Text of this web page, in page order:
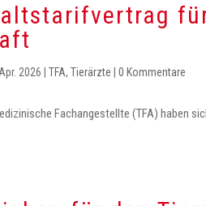
2026 TFA, Tierärzte 0 Kommentare
Fachangestellte (TFA) haben